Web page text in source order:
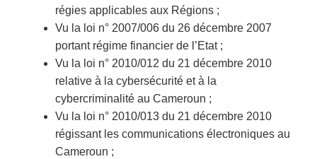
régies applicables aux Régions ;
Vu la loi n° 2007/006 du 26 décembre 2007
portant régime financier de l’Etat ;
Vu la loi n° 2010/012 du 21 décembre 2010
relative à la cybersécurité et à la
cybercriminalité au Cameroun ;
Vu la loi n° 2010/013 du 21 décembre 2010
régissant les communications électroniques au
Cameroun ;